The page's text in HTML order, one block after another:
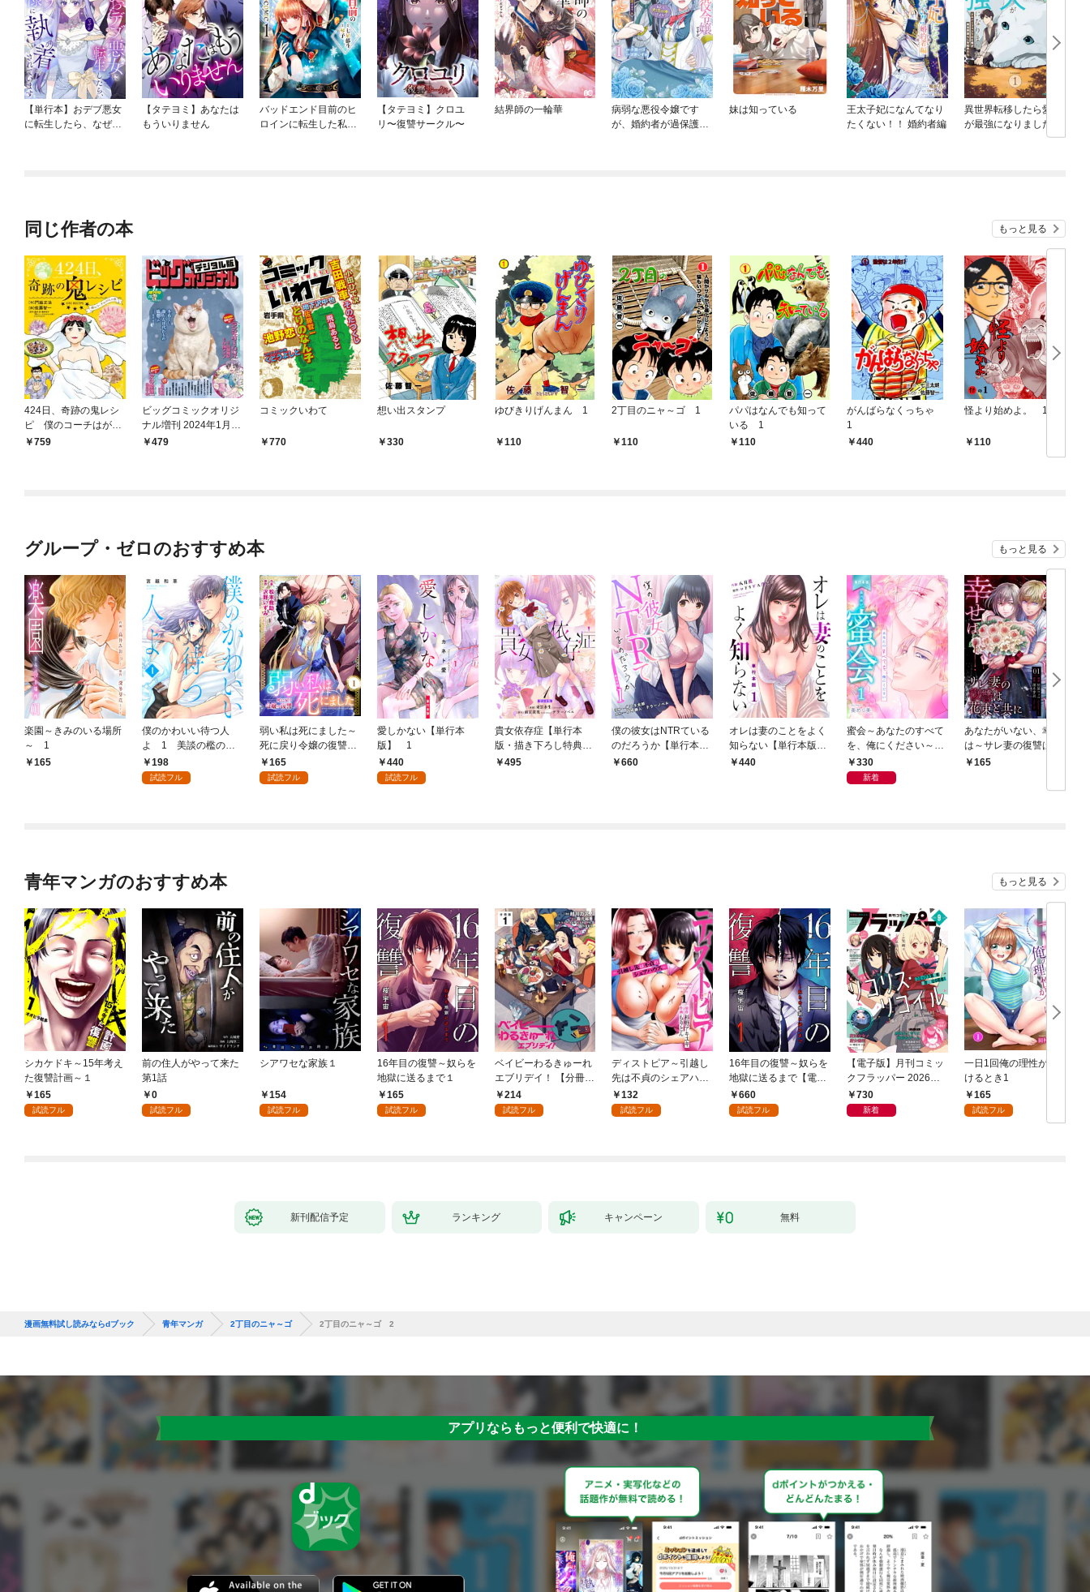
【単行本】おデブ悪女
に転生したら、なぜか
【タテヨミ】あなたは
もういりません
バッドエンド目前のヒ
ロインに転生した私、
【タテヨミ】クロユ
リ〜復讐サークル〜
結界師の一輪華
病弱な悪役令嬢です
が、婚約者が過保護す
妹は知っている
王太子妃になんてなり
たくない！！ 婚約者編
異世界転移したら愛犬
が最強になりました ～
シルバーフェンリルと
同じ作者の本 もっと見る
424日、奇跡の鬼レシ
ピ 僕のコーチはがん
の妻（１）
759
ビッグコミックオリジ
ナル増刊 2024年1月増
刊号（2023年12月12
479
コミックいわて
770
想い出スタンプ
330
ゆびきりげんまん 1
110
2丁目のニャ～ゴ 1
110
パパはなんでも知って
いる 1
110
がんばらなくっちゃ
1
440
怪より始めよ。 1
110
グループ・ゼロのおすすめ本 もっと見る
楽園～きみのいる場所
～ 1
165
僕のかわいい待つ人
よ 1 美談の檻のな
か198
試読フル
弱い私は死にました～
死に戻り令嬢の復讐
～ 1
165
試読フル
愛しかない【単行本
版】 1
440
試読フル
貴女依存症【単行本
版・描き下ろし特典付
き】 1
495
僕の彼女はNTRている
のだろうか【単行本
版・特典付き】 1
660
オレは妻のことをよく
知らない【単行本版】
1440
蜜会～あなたのすべて
を、俺にください～
【単行本版】 1
330
新着
あなたがいない、幸せ
は～サレ妻の復讐は花
束と共に～ 1 モラ
165
青年マンガのおすすめ本 もっと見る
シカケドキ～15年考え
た復讐計画～１
165
試読フル
前の住人がやって来た
第1話
0
試読フル
シアワセな家族１
154
試読フル
16年目の復讐～奴らを
地獄に送るまで１
165
試読フル
ベイビーわるきゅーれ
エブリデイ！ 【分冊
版】 1
214
試読フル
ディストピア～引越し
先は不貞のシェアハウ
ス～１
132
試読フル
16年目の復讐～奴らを
地獄に送るまで【電子
単行本版】１
660
試読フル
【電子版】月刊コミッ
クフラッパー 2026年9
月号730
新着
一日1回俺の理性が負
けるとき1
165
試読フル
新刊配信予定 ランキング キャンペーン 無料
漫画無料試し読みならdブック 青年マンガ 2丁目のニャ～ゴ 2丁目のニャ～ゴ 2
アプリならもっと便利で快適に！